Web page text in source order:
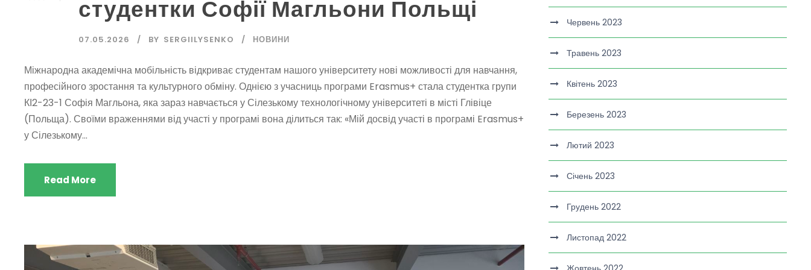
студентки Софії Магльони Польщі
07.05.2026 BY SERGIILYSENKO НОВИНИ
Міжнародна академічна мобільність відкриває студентам нашого університету нові можливості для навчання,
професійного зростання та культурного обміну. Однією з учасниць програми Erasmus+ стала студентка групи
КІ2-23-1 Софія Магльона, яка зараз навчається у Сілезькому технологічному університеті в місті Глівіце
(Польща). Своїми враженнями від участі у програмі вона ділиться так: «Мій досвід участі в програмі Erasmus+
у Сілезькому...
Read More
Червень 2023
Травень 2023
Квітень 2023
Березень 2023
Лютий 2023
Січень 2023
Грудень 2022
Листопад 2022